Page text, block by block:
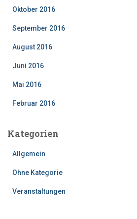
Oktober 2016
September 2016
August 2016
Juni 2016
Mai 2016
Februar 2016
Kategorien
Allgemein
Ohne Kategorie
Veranstaltungen